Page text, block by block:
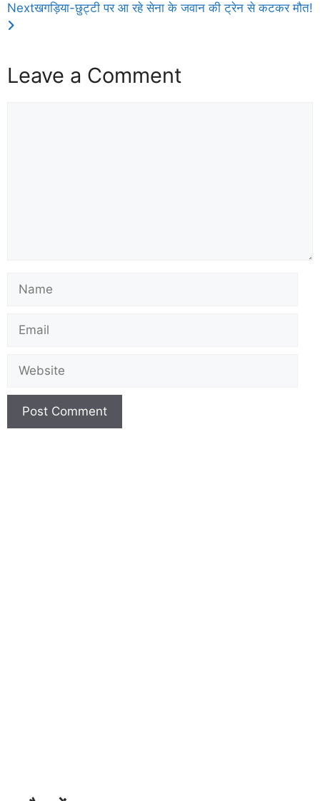
Nextखगड़िया-छुट्टी पर आ रहे सेना के जवान की ट्रेन से कटकर मौत!
Leave a Comment